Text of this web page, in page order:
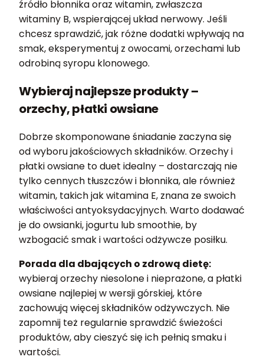
źródło błonnika oraz witamin, zwłaszcza
witaminy B, wspierającej układ nerwowy. Jeśli
chcesz sprawdzić, jak różne dodatki wpływają na
smak, eksperymentuj z owocami, orzechami lub
odrobiną syropu klonowego.
Wybieraj najlepsze produkty –
orzechy, płatki owsiane
Dobrze skomponowane śniadanie zaczyna się
od wyboru jakościowych składników. Orzechy i
płatki owsiane to duet idealny – dostarczają nie
tylko cennych tłuszczów i błonnika, ale również
witamin, takich jak witamina E, znana ze swoich
właściwości antyoksydacyjnych. Warto dodawać
je do owsianki, jogurtu lub smoothie, by
wzbogacić smak i wartości odżywcze posiłku.
Porada dla dbających o zdrową dietę:
wybieraj orzechy niesolone i nieprażone, a płatki
owsiane najlepiej w wersji górskiej, które
zachowują więcej składników odżywczych. Nie
zapomnij też regularnie sprawdzić świeżości
produktów, aby cieszyć się ich pełnią smaku i
wartości.